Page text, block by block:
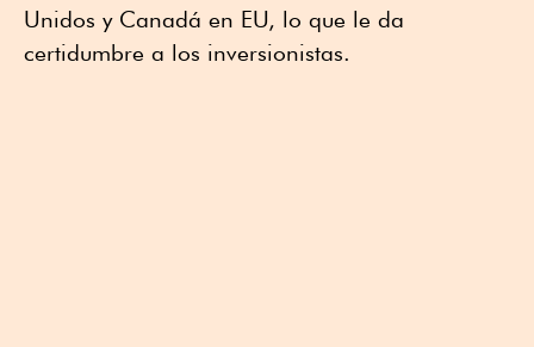
Unidos y Canadá en EU, lo que le da
certidumbre a los inversionistas.